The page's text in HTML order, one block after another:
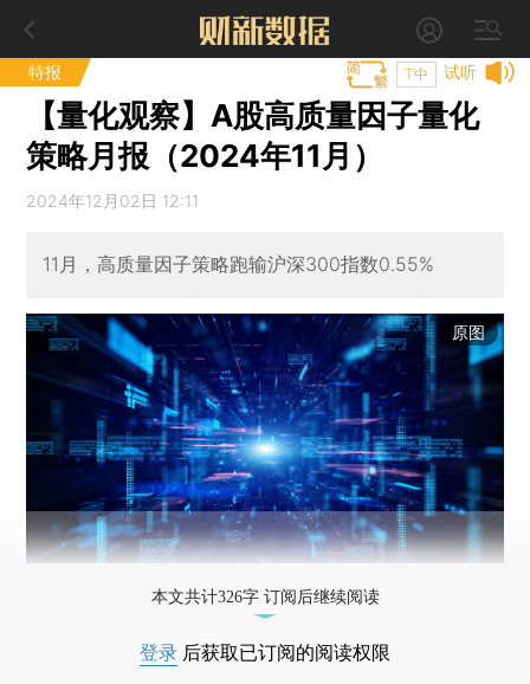
特报 试听
T中
【量化观察】A股高质量因子量化
策略月报（2024年11月）
2024年12月02日 12:11
11月，高质量因子策略跑输沪深300指数0.55%
原图
本文共计326字 订阅后继续阅读
登录 后获取已订阅的阅读权限